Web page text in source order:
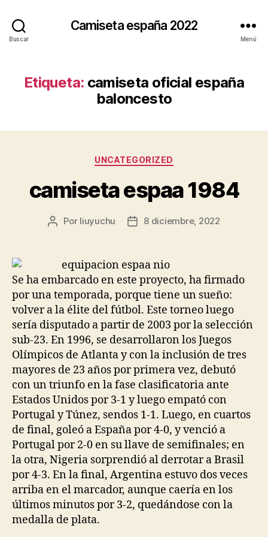
Buscar
Camiseta españa 2022
Menú
Etiqueta: camiseta oficial españa
baloncesto
Categorías
UNCATEGORIZED
camiseta espaa 1984
Autor
entrada
Por liuyuchu
Fecha
entrada
8 diciembre, 2022
Se ha embarcado en este proyecto, ha firmado
por una temporada, porque tiene un sueño:
volver a la élite del fútbol. Este torneo luego
sería disputado a partir de 2003 por la selección
sub-23. En 1996, se desarrollaron los Juegos
Olímpicos de Atlanta y con la inclusión de tres
mayores de 23 años por primera vez, debutó
con un triunfo en la fase clasificatoria ante
Estados Unidos por 3-1 y luego empató con
Portugal y Túnez, sendos 1-1. Luego, en cuartos
de final, goleó a España por 4-0, y venció a
Portugal por 2-0 en su llave de semifinales; en
la otra, Nigeria sorprendió al derrotar a Brasil
por 4-3. En la final, Argentina estuvo dos veces
arriba en el marcador, aunque caería en los
últimos minutos por 3-2, quedándose con la
medalla de plata.